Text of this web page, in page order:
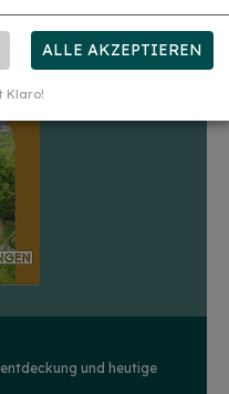
und heutige
ALLE AKZEPTIEREN
Klaro!